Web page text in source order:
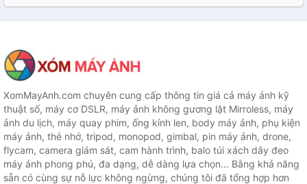
XomMayAnh.com chuyên cung cấp thông tin giá cả máy ảnh kỹ
thuật số, máy cơ DSLR, máy ảnh không gương lật Mirroless, máy
ảnh du lịch, máy quay phim, ống kính len, body máy ảnh, phụ kiện
máy ảnh, thẻ nhớ, tripod, monopod, gimbal, pin máy ảnh, drone,
flycam, camera giám sát, cam hành trình, balo túi xách dây đeo
máy ảnh phong phú, đa dạng, dễ dàng lựa chọn... Bằng khả năng
sẵn có cùng sự nỗ lực không ngừng, chúng tôi đã tổng hợp hơn